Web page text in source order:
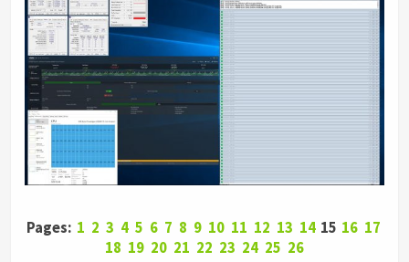
Pages: 1 2 3 4 5 6 7 8 9 10 11 12 13 14 15 16 17
18 19 20 21 22 23 24 25 26